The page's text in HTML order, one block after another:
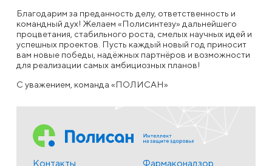
Благодарим за преданность делу, ответственность и
командный дух! Желаем «Полисинтезу» дальнейшего
процветания, стабильного роста, смелых научных идей и
успешных проектов. Пусть каждый новый год приносит
вам новые победы, надёжных партнёров и возможности
для реализации самых амбициозных планов!
С уважением, команда «ПОЛИСАН»
Контакты Фармаконадзор